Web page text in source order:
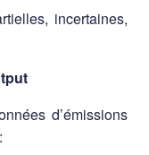
incertaines,
d’émissions